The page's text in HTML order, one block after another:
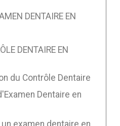
DENTAIRE EN
DENTAIRE EN
du Contrôle Dentaire
Dentaire en
un examen dentaire en